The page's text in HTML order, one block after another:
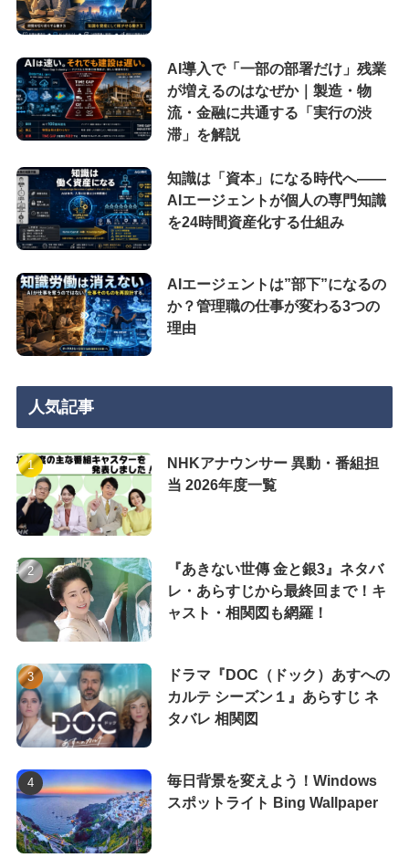
AI導入で「一部の部署だけ」残業
が増えるのはなぜか｜製造・物
流・金融に共通する「実行の渋
滞」を解説
知識は「資本」になる時代へ——
AIエージェントが個人の専門知識
を24時間資産化する仕組み
AIエージェントは”部下”になるの
か？管理職の仕事が変わる3つの
理由
人気記事
NHKアナウンサー 異動・番組担
当 2026年度一覧
『あきない世傳 金と銀3』ネタバ
レ・あらすじから最終回まで！キ
ャスト・相関図も網羅！
ドラマ『DOC（ドック）あすへの
カルテ シーズン１』あらすじ ネ
タバレ 相関図
毎日背景を変えよう！Windows
スポットライト Bing Wallpaper